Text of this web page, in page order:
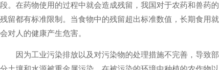
段。在药物使用的过程中就会造成残留，我国对于农药和兽药的
残留都有标准限制。当食物中的残留超出标准数值，长期食用就
会对人的健康产生危害。
因为工业污染排放以及对污染物的处理措施不完善，导致部